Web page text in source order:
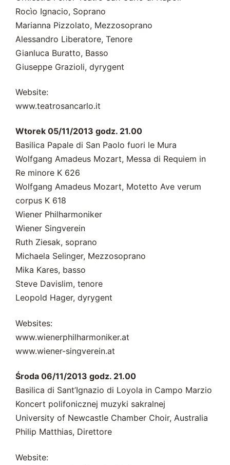
Rocìo Ignacio, Soprano
Marianna Pizzolato, Mezzosoprano
Alessandro Liberatore, Tenore
Gianluca Buratto, Basso
Giuseppe Grazioli, dyrygent
Website:
www.teatrosancarlo.it
Wtorek 05/11/2013 godz. 21.00
Basilica Papale di San Paolo fuori le Mura
Wolfgang Amadeus Mozart, Messa di Requiem in
Re minore K 626
Wolfgang Amadeus Mozart, Motetto Ave verum
corpus K 618
Wiener Philharmoniker
Wiener Singverein
Ruth Ziesak, soprano
Michaela Selinger, Mezzosoprano
Mika Kares, basso
Steve Davislim, tenore
Leopold Hager, dyrygent
Websites:
www.wienerphilharmoniker.at
www.wiener-singverein.at
Środa 06/11/2013 godz. 21.00
Basilica di Sant’Ignazio di Loyola in Campo Marzio
Koncert polifonicznej muzyki sakralnej
University of Newcastle Chamber Choir, Australia
Philip Matthias, Direttore
Website: